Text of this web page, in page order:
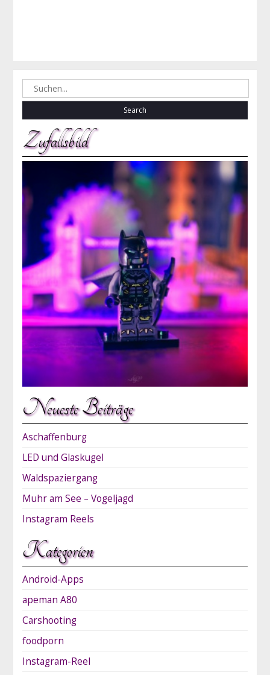
Search
for:
Zufallsbild
Neueste Beiträge
Aschaffenburg
LED und Glaskugel
Waldspaziergang
Muhr am See – Vogeljagd
Instagram Reels
Kategorien
Android-Apps
apeman A80
Carshooting
foodporn
Instagram-Reel